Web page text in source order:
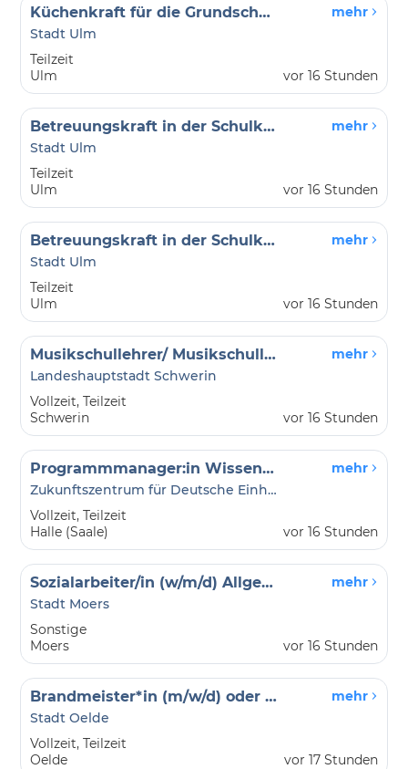
Küchenkraft für die Grundschule Bildungshaus Ulmer Spatz (m/w/d)
Stadt Ulm
Teilzeit
Ulm
mehr
vor 16 Stunden
Betreuungskraft in der Schulkindbetreuung für die Grundschule am Tannenplatz (m/w/d)
Stadt Ulm
Teilzeit
Ulm
mehr
vor 16 Stunden
Betreuungskraft in der Schulkindbetreuung für die Grundschule am Tannenplatz (m/w/d)
Stadt Ulm
Teilzeit
Ulm
mehr
vor 16 Stunden
Musikschullehrer/ Musikschullehrerin (m/w/d) für nachfolgend aufgeführte Bereiche
Landeshauptstadt Schwerin
Vollzeit, Teilzeit
Schwerin
mehr
vor 16 Stunden
Programmmanager:in Wissenschaft
Zukunftszentrum für Deutsche Einheit und Europäische Transformation gGmbH
Vollzeit, Teilzeit
Halle (Saale)
mehr
vor 16 Stunden
Sozialarbeiter/in (w/m/d) Allgemeiner Sozialer Dienst mit Schwerpunkt Unbegleitete minderjährige Ausländer
Stadt Moers
Sonstige
Moers
mehr
vor 16 Stunden
Brandmeister*in (m/w/d) oder Oberbrandmeister*in (m/w/d)
Stadt Oelde
Vollzeit, Teilzeit
Oelde
mehr
vor 17 Stunden